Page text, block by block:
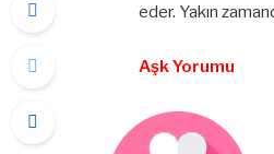
eder. Yakın
Aşk Yorumu